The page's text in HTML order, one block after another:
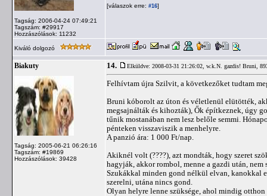
Tagság: 2006-04-24 07:49:21
Tagszám: #29917
Hozzászólások: 11232
[válaszok erre: #16]
Kiváló dolgozó
Biakuty
Tagság: 2005-06-21 06:26:16
Tagszám: #19869
Hozzászólások: 39428
14. Elküldve: 2008-03-31 21:26:02, w.k.N. gazdis! Bruni,
Felhívtam újra Szilvit, a következőket tudtam
Bruni kóborolt az úton és véletlenül elütötték,
megsajnálták és kihozták), Ők építkeznek, úgy
tűnik mostanában nem lesz belőle semmi.
pénteken visszaviszik a menhelyre.
A panzió ára: 1 000 Ft/nap.
Akiknél volt (????), azt mondták, hogy szeret
hagyják, akkor rombol, menne a gazdi után,
Szukákkal minden gond nélkül elvan, kanokkal
szerelni, utána nincs gond.
Olyan helyre lenne szüksége, ahol mindig